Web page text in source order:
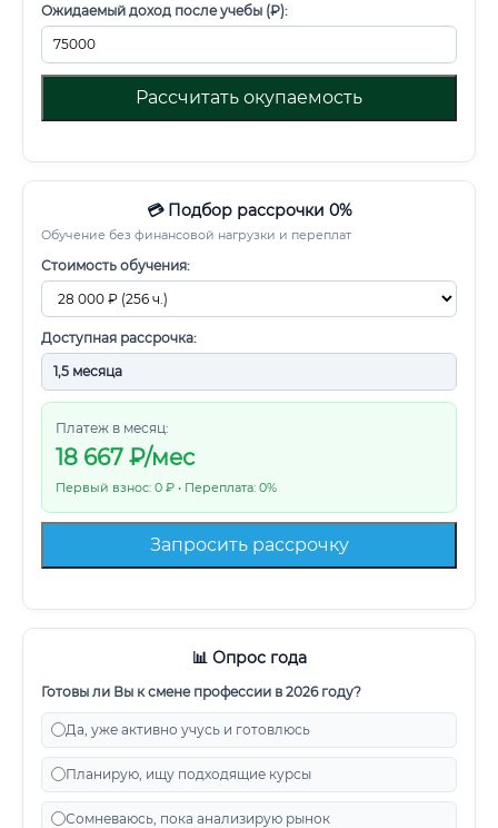
Ожидаемый доход после учебы (₽):
Рассчитать окупаемость
💳 Подбор рассрочки 0%
Обучение без финансовой нагрузки и переплат
Стоимость обучения:
Доступная рассрочка:
Платеж в месяц:
18 667 ₽/мес
Первый взнос: 0 ₽ • Переплата: 0%
Запросить рассрочку
📊 Опрос года
Готовы ли Вы к смене профессии в 2026 году?
Да, уже активно учусь и готовлюсь
Планирую, ищу подходящие курсы
Сомневаюсь, пока анализирую рынок